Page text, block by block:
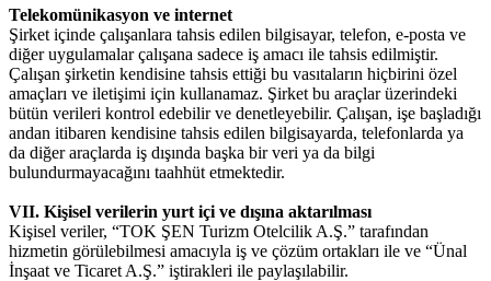
Telekomünikasyon ve internet
Şirket içinde çalışanlara tahsis edilen bilgisayar, telefon, e-posta ve
diğer uygulamalar çalışana sadece iş amacı ile tahsis edilmiştir.
Çalışan şirketin kendisine tahsis ettiği bu vasıtaların hiçbirini özel
amaçları ve iletişimi için kullanamaz. Şirket bu araçlar üzerindeki
bütün verileri kontrol edebilir ve denetleyebilir. Çalışan, işe başladığı
andan itibaren kendisine tahsis edilen bilgisayarda, telefonlarda ya
da diğer araçlarda iş dışında başka bir veri ya da bilgi
bulundurmayacağını taahhüt etmektedir.
VII. Kişisel verilerin yurt içi ve dışına aktarılması
Kişisel veriler, “TOK ŞEN Turizm Otelcilik A.Ş.” tarafından
hizmetin görülebilmesi amacıyla iş ve çözüm ortakları ile ve “Ünal
İnşaat ve Ticaret A.Ş.” iştirakleri ile paylaşılabilir.